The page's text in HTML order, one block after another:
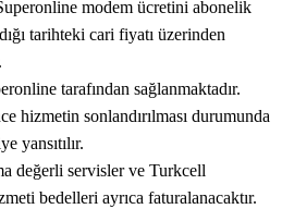
modem ücretini abonelik
tarihteki cari fiyatı üzerinden
tarafından sağlanmaktadır.
hizmetin sonlandırılması durumunda
yansıtılır.
değerli servisler ve Turkcell
bedelleri ayrıca faturalanacaktır.